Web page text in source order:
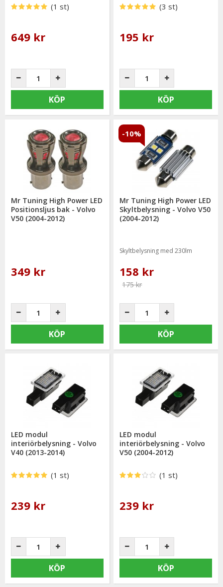
(1 st)
649 kr
KÖP
(3 st)
195 kr
KÖP
Mr Tuning High Power LED
Positionsljus bak - Volvo
V50 (2004-2012)
349 kr
KÖP
Mr Tuning High Power LED
Skyltbelysning - Volvo V50
(2004-2012)
Skyltbelysning med 230lm
158 kr
175 kr
-10%
KÖP
LED modul
interiörbelysning - Volvo
V40 (2013-2014)
(1 st)
239 kr
KÖP
LED modul
interiörbelysning - Volvo
V50 (2004-2012)
(1 st)
239 kr
KÖP